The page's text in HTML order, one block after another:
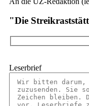
"Die
Leserbrief